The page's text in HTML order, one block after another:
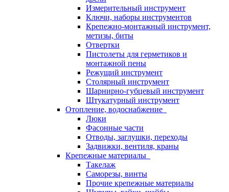
Измерительный инструмент
Ключи, наборы инструментов
Крепежно-монтажный инструмент,
метизы, биты
Отвертки
Пистолеты для герметиков и
монтажной пены
Режущий инструмент
Столярный инструмент
Шарнирно-губцевый инструмент
Штукатурный инструмент
Отопление, водоснабжение
Люки
Фасонные части
Отводы, заглушки, переходы
Задвижки, вентиля, краны
Крепежные материалы
Такелаж
Саморезы, винты
Прочие крепежные материалы